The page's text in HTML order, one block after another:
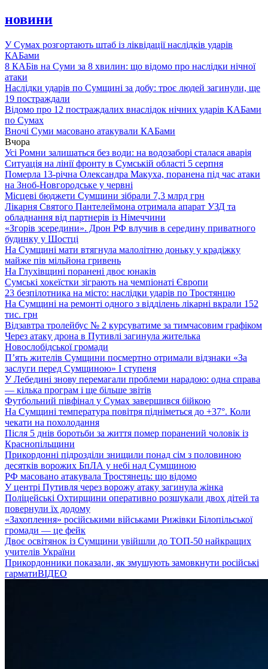
новини
У Сумах розгортають штаб із ліквідації наслідків ударів
КАБами
8 КАБів на Суми за 8 хвилин: що відомо про наслідки нічної
атаки
Наслідки ударів по Сумщині за добу: троє людей загинули, ще
19 постраждали
Відомо про 12 постраждалих внаслідок нічних ударів КАБами
по Сумах
Вночі Суми масовано атакували КАБами
Вчора
Усі Ромни залишаться без води: на водозаборі сталася аварія
Ситуація на лінії фронту в Сумській області 5 серпня
Померла 13-річна Олександра Макуха, поранена під час атаки
на Зноб-Новгородське у червні
Місцеві бюджети Сумщини зібрали 7,3 млрд грн
Лікарня Святого Пантелеймона отримала апарат УЗД та
обладнання від партнерів із Німеччини
«Згорів зсередини». Дрон РФ влучив в середину приватного
будинку у Шостці
На Сумщині мати втягнула малолітню доньку у крадіжку
майже пів мільйона гривень
На Глухівщині поранені двоє юнаків
Сумські хокеїстки зіграють на чемпіонаті Європи
23 безпілотника на місто: наслідки ударів по Тростянцю
На Сумщині на ремонті одного з відділень лікарні вкрали 152
тис. грн
Відзавтра тролейбус № 2 курсуватиме за тимчасовим графіком
Через атаку дрона в Путивлі загинула жителька
Новослобідської громади
П’ять жителів Сумщини посмертно отримали відзнаки «За
заслуги перед Сумщиною» І ступеня
У Лебедині знову перемагали проблеми нарадою: одна справа
— кілька програм і ще більше звітів
Футбольний півфінал у Сумах завершився бійкою
На Сумщині температура повітря підніметься до +37°. Коли
чекати на похолодання
Після 5 днів боротьби за життя помер поранений чоловік із
Краснопільщини
Прикордонні підрозділи знищили понад сім з половиною
десятків ворожих БпЛА у небі над Сумщиною
РФ масовано атакувала Тростянець: що відомо
У центрі Путивля через ворожу атаку загинула жінка
Поліцейські Охтирщини оперативно розшукали двох дітей та
повернули їх додому
«Захоплення» російськими військами Рижівки Білопільської
громади — це фейк
Двоє освітянок із Сумщини увійшли до ТОП-50 найкращих
учителів України
Прикордонники показали, як змушують замовкнути російські
гарматиВІДЕО